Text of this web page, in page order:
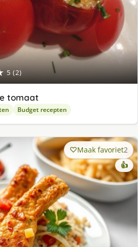
5 (2)
tomaat
Budget recepten
Maak favoriet2
👍